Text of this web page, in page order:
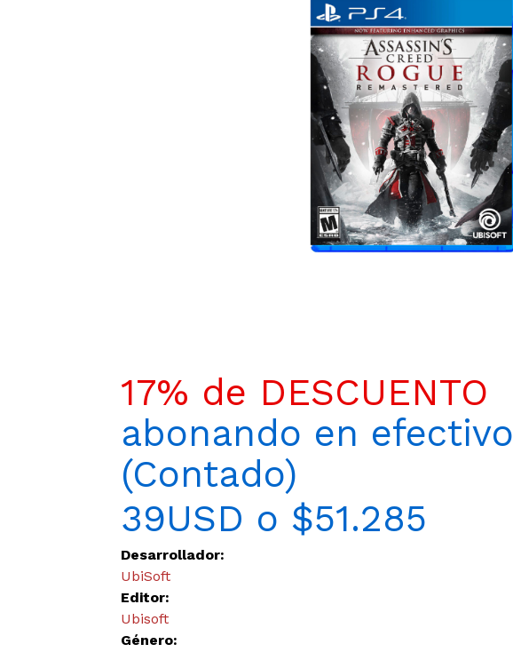
17% de DESCUENTO
abonando en efectivo
(Contado)
39USD o $51.285
Desarrollador:
UbiSoft
Editor:
Ubisoft
Género: